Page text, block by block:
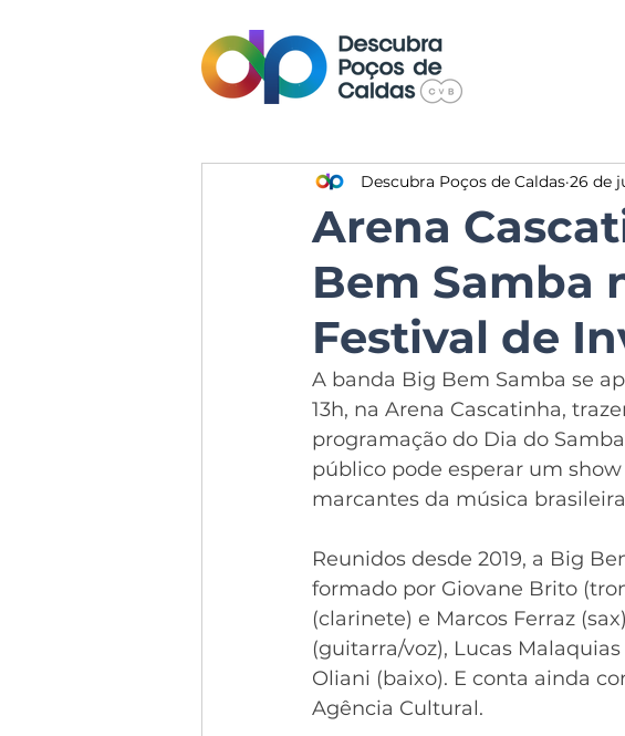
Arena
Bem Samba
Festival de
Descubra Poços de Caldas 26 de
A banda Big Bem Samba se
13h, na Arena Cascatinha,
programação do Dia do
público pode esperar um
marcantes da música
Reunidos desde 2019, a Big
formado por Giovane Brito
(clarinete) e Marcos Ferraz
(guitarra/voz), Lucas
Oliani (baixo). E conta ainda
Agência Cultural.